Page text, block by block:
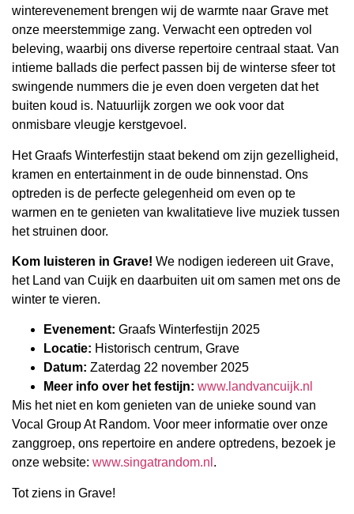
winterevenement brengen wij de warmte naar Grave met
onze meerstemmige zang. Verwacht een optreden vol
beleving, waarbij ons diverse repertoire centraal staat. Van
intieme ballads die perfect passen bij de winterse sfeer tot
swingende nummers die je even doen vergeten dat het
buiten koud is. Natuurlijk zorgen we ook voor dat
onmisbare vleugje kerstgevoel.
Het Graafs Winterfestijn staat bekend om zijn gezelligheid,
kramen en entertainment in de oude binnenstad. Ons
optreden is de perfecte gelegenheid om even op te
warmen en te genieten van kwalitatieve live muziek tussen
het struinen door.
Kom luisteren in Grave! We nodigen iedereen uit Grave,
het Land van Cuijk en daarbuiten uit om samen met ons de
winter te vieren.
Evenement: Graafs Winterfestijn 2025
Locatie: Historisch centrum, Grave
Datum: Zaterdag 22 november 2025
Meer info over het festijn: www.landvancuijk.nl
Mis het niet en kom genieten van de unieke sound van
Vocal Group At Random. Voor meer informatie over onze
zanggroep, ons repertoire en andere optredens, bezoek je
onze website: www.singatrandom.nl .
Tot ziens in Grave!